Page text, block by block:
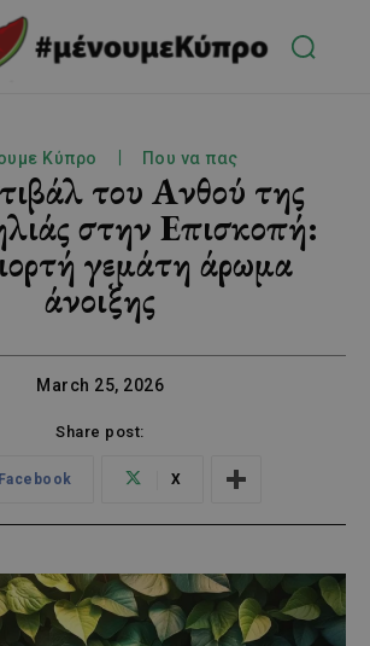
Κύπρο Που να πας
του Ανθού της
στην Επισκοπή:
γεμάτη άρωμα
άνοιξης
March 25, 2026
Share post:
Facebook X